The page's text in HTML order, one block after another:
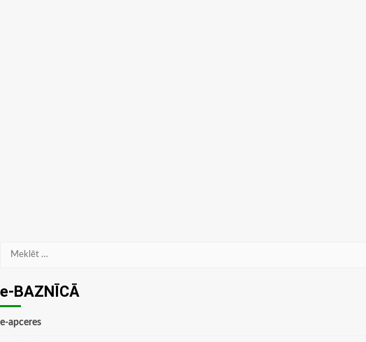
Meklēt:
e-BAZNĪCĀ
e-apceres